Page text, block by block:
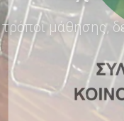
μάθησης,